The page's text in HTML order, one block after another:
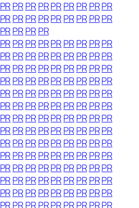
PRPRPRPRPRPRPR PRPR
PRPRPRPRPRPRPR PRPR
PRPRPRPR
PRPRPRPRPRPRPR PRPR
PRPRPRPRPRPRPR PRPR
PRPRPRPRPRPRPR PRPR
PRPRPRPRPRPRPR PRPR
PRPRPRPRPRPRPR PRPR
PRPRPRPRPRPRPR PRPR
PRPRPRPRPRPRPR PRPR
PRPRPRPRPRPRPR PRPR
PRPRPRPRPRPRPR PRPR
PRPRPRPRPRPRPR PRPR
PRPRPRPRPRPRPR PRPR
PRPRPRPRPRPRPR PRPR
PRPRPRPRPRPRPR PRPR
PRPRPRPRPRPRPR PRPR